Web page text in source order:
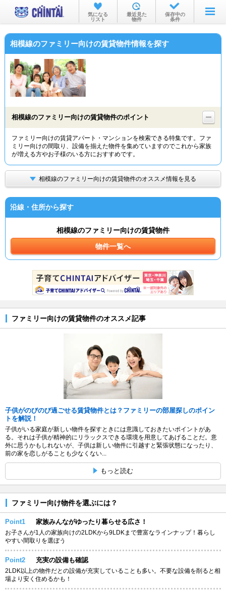
お部屋を探す
沿線・駅から
物件特集から
TOP
気になる
リスト
最近見た
物件
保存中の
条件
相模線のファミリー向けの賃貸物件情報を探す
相模線のファミリー向けの賃貸物件のポイント
ファミリー向けの賃貸アパート・マンションを検索できる特集です。ファ
ミリー向けの間取り、設備を揃えた物件を集めていますのでこれから家族
が増える方やお子様のいる方におすすめです。
相模線のファミリー向けの賃貸物件のオススメ情報を見る
沿線・住所から探す
相模線のファミリー向けの賃貸物件
物件一覧へ
ファミリー向けの賃貸物件のオススメ記事
子供がのびのび過ごせる賃貸物件とは？ファミリーの部屋探しのポイン
トを解説！
子供がいる家庭が新しい物件を探すときには意識しておきたいポイントがあ
る。それは子供が精神的にリラックスできる環境を用意してあげることだ。意
外に思うかもしれないが、子供は新しい物件に引越すと緊張状態になったり、
前の家を恋しがることも少なくない...
もっと読む
ファミリー向け物件を選ぶには？
Point1 家族みんながゆったり暮らせる広さ！
お子さんが1人の家族向けの2LDKから9LDKまで豊富なラインナップ！暮らし
やすい間取りを選ぼう
Point2 充実の設備も確認
2LDK以上の物件だとの設備が充実していることも多い。不要な設備を削ると相
場より安く住めるかも！